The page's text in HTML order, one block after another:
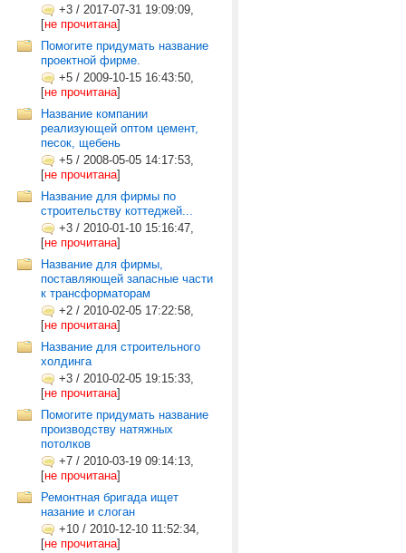
+3 / 2017-07-31 19:09:09,
[не прочитана]
Помогите придумать название
проектной фирме.
+5 / 2009-10-15 16:43:50,
[не прочитана]
Название компании
реализующей оптом цемент,
песок, щебень
+5 / 2008-05-05 14:17:53,
[не прочитана]
Название для фирмы по
строительству коттеджей...
+3 / 2010-01-10 15:16:47,
[не прочитана]
Название для фирмы,
поставляющей запасные части
к трансформаторам
+2 / 2010-02-05 17:22:58,
[не прочитана]
Название для строительного
холдинга
+3 / 2010-02-05 19:15:33,
[не прочитана]
Помогите придумать название
производству натяжных
потолков
+7 / 2010-03-19 09:14:13,
[не прочитана]
Ремонтная бригада ищет
назание и слоган
+10 / 2010-12-10 11:52:34,
[не прочитана]